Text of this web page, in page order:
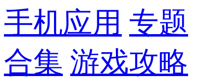
手机应用 专题
合集 游戏攻略